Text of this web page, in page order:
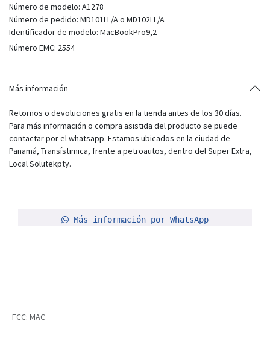
Número de modelo: A1278
Número de pedido: MD101LL/A o MD102LL/A
Identificador de modelo: MacBookPro9,2
Número EMC: 2554
Más información
Retornos o devoluciones gratis en la tienda antes de los 30 días.
Para más información o compra asistida del producto se puede
contactar por el whatsapp. Estamos ubicados en la ciudad de
Panamá, Transístimica, frente a petroautos, dentro del Super Extra,
Local Solutekpty.
Más información por WhatsApp
FCC: MAC